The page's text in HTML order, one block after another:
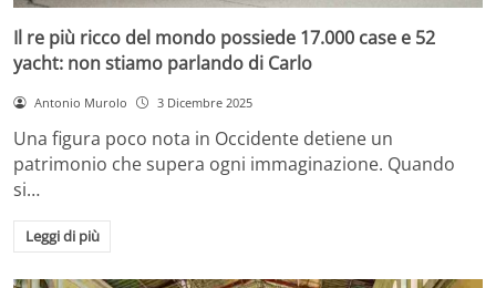
Il re più ricco del mondo possiede 17.000 case e 52
yacht: non stiamo parlando di Carlo
Antonio Murolo 3 Dicembre 2025
Una figura poco nota in Occidente detiene un
patrimonio che supera ogni immaginazione. Quando
si…
Leggi di più